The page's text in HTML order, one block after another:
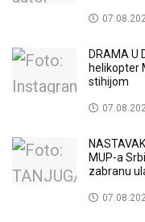
DRAMA U
helikopter
stihijom
MUP-a
zabranu